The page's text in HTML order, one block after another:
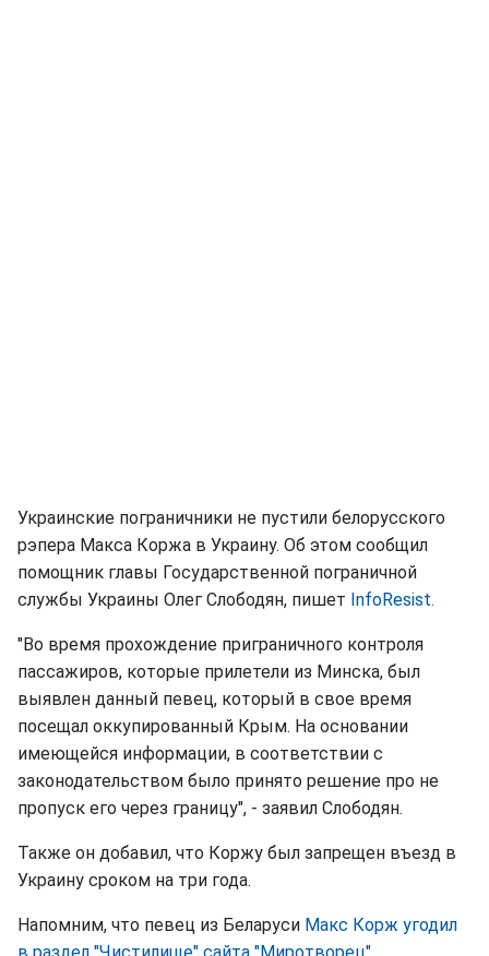
Украинские пограничники не пустили белорусского
рэпера Макса Коржа в Украину. Об этом сообщил
помощник главы Государственной пограничной
службы Украины Олег Слободян, пишет InfoResist.
"Во время прохождение приграничного контроля
пассажиров, которые прилетели из Минска, был
выявлен данный певец, который в свое время
посещал оккупированный Крым. На основании
имеющейся информации, в соответствии с
законодательством было принято решение про не
пропуск его через границу", - заявил Слободян.
Также он добавил, что Коржу был запрещен въезд в
Украину сроком на три года.
Напомним, что певец из Беларуси Макс Корж угодил